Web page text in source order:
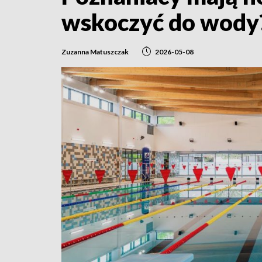
wskoczyć do
Zuzanna Matuszczak 2026-05-08